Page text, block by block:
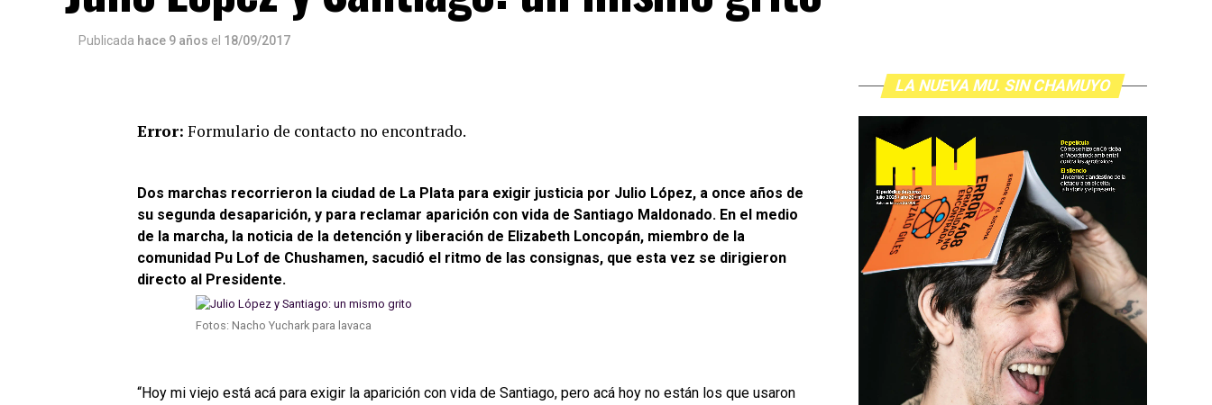
Publicada hace 9 años el 18/09/2017
Error: Formulario de contacto no encontrado.
Dos marchas recorrieron la ciudad de La Plata para exigir justicia por Julio López, a once años de
su segunda desaparición, y para reclamar aparición con vida de Santiago Maldonado. En el medio
de la marcha, la noticia de la detención y liberación de Elizabeth Loncopán, miembro de la
comunidad Pu Lof de Chushamen, sacudió el ritmo de las consignas, que esta vez se dirigieron
directo al Presidente.
Fotos: Nacho Yuchark para lavaca
“Hoy mi viejo está acá para exigir la aparición con vida de Santiago, pero acá hoy no están los que usaron
LA NUEVA MU. SIN CHAMUYO